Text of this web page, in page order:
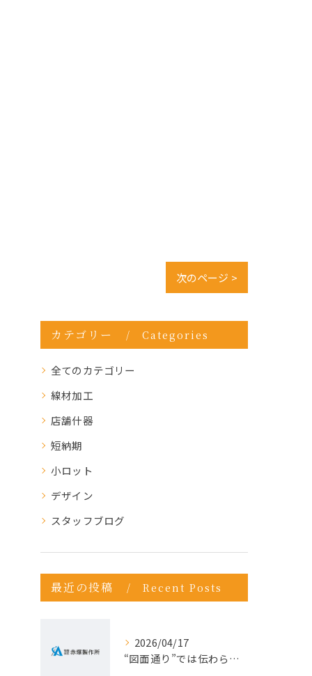
次のページ >
カテゴリー Categories
全てのカテゴリー
線材加工
店舗什器
短納期
小ロット
デザイン
スタッフブログ
最近の投稿 Recent Posts
2026/04/17
“図面通り”では伝わらない仕事が増えている理由